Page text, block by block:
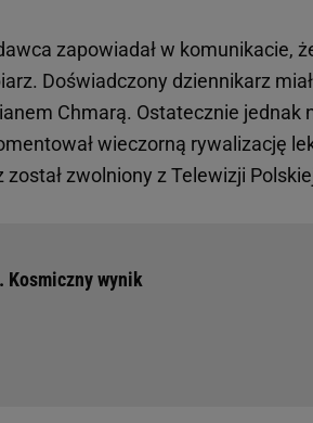
zapowiadał w komunikacie,
Doświadczony dziennikarz
Chmarą. Ostatecznie jednak
wieczorną rywalizację
zwolniony z Telewizji
Kosmiczny wynik